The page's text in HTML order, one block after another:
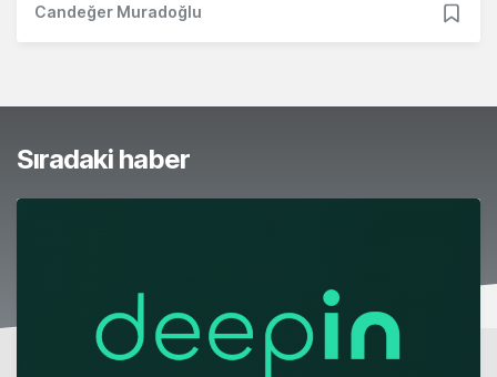
Candeğer Muradoğlu
Sıradaki haber